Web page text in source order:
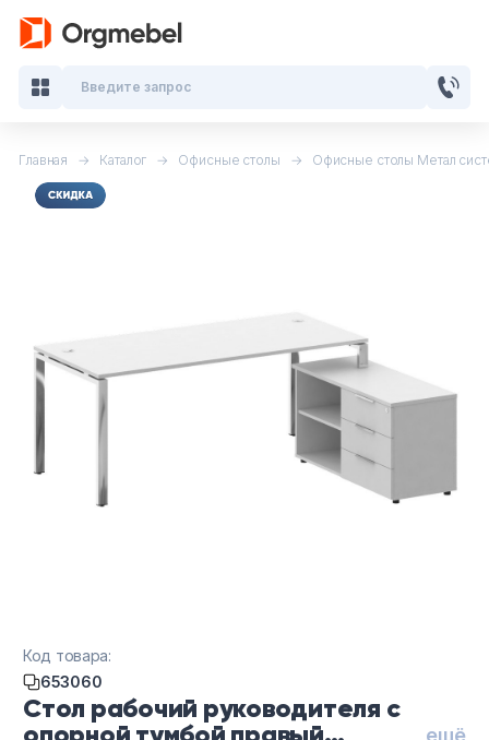
Главная Каталог Офисные столы Офисные столы Метал
Стол рабочий руководителя с
ещё
Код товара:
653060
Введите запрос
Кабинеты руководителя
Офисные кресла и стулья
Обеденная зона